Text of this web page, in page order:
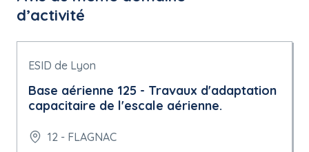
d’activité
ESID de Lyon
Base aérienne 125 - Travaux d'adaptation
capacitaire de l'escale aérienne.
12 - FLAGNAC